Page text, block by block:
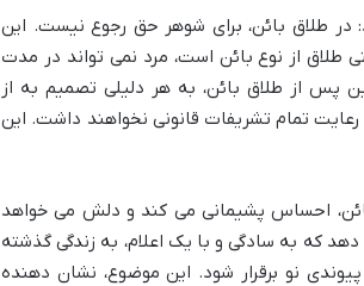
طلاق بائن، برای شوهر حق رجوع نیست. این
طلاق از نوع بائن است، مرد نمی تواند در مدت
پس از طلاق بائن، به هر دلیلی تصمیم به از
رعایت تمام تشریفات قانونی نخواهند داشت. این
احساس پشیمانی می کند و دلش می خواهد
که به سادگی و با یک اعلام، به زندگی گذشته
نو برقرار شود. این موضوع، نشان دهنده